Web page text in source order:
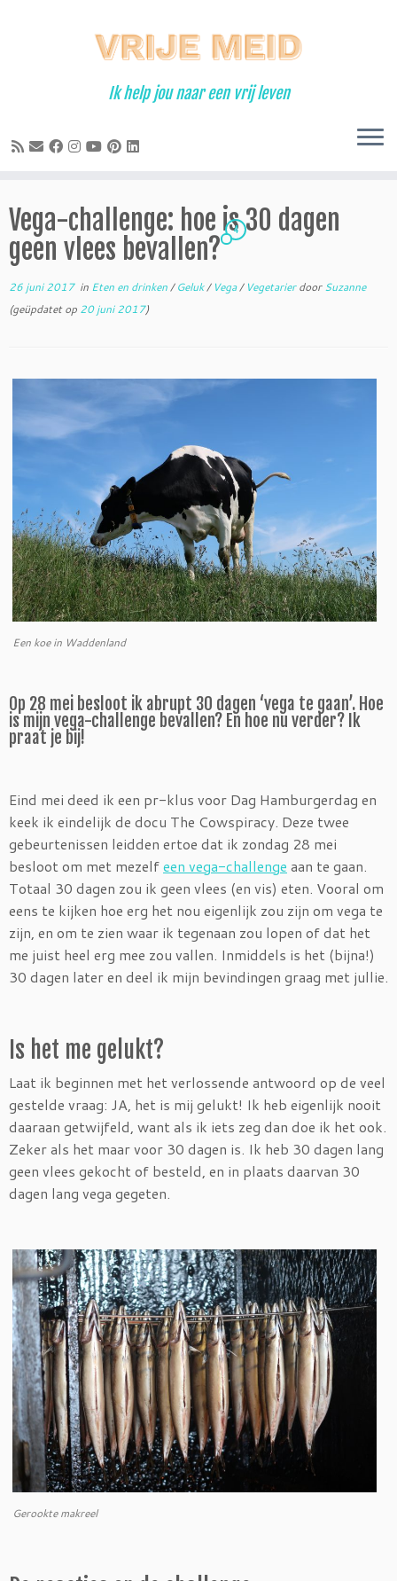
Ik help jou naar een vrij leven
Vega-challenge: hoe is 30 dagen
geen vlees bevallen?
4
26 juni 2017in Eten en drinken/Geluk/ Vega/ VegetarierdoorSuzanne
(geüpdatet op 20 juni 2017)
Een koe in Waddenland
Op 28 mei besloot ik abrupt 30 dagen ‘vega te gaan’. Hoe
is mijn vega-challenge bevallen? En hoe nu verder? Ik
praat je bij!
Eind mei deed ik een pr-klus voor Dag Hamburgerdag en
keek ik eindelijk de docu The Cowspiracy. Deze twee
gebeurtenissen leidden ertoe dat ik zondag 28 mei
besloot om met mezelfeen vega-challenge aan te gaan.
Totaal 30 dagen zou ik geen vlees (en vis) eten. Vooral om
eens te kijken hoe erg het nou eigenlijk zou zijn om vega te
zijn, en om te zien waar ik tegenaan zou lopen of dat het
me juist heel erg mee zou vallen. Inmiddels is het (bijna!)
30 dagen later en deel ik mijn bevindingen graag met jullie.
Is het me gelukt?
Laat ik beginnen met het verlossende antwoord op de veel
gestelde vraag: JA, het is mij gelukt! Ik heb eigenlijk nooit
daaraan getwijfeld, want als ik iets zeg dan doe ik het ook.
Zeker als het maar voor 30 dagen is. Ik heb 30 dagen lang
geen vlees gekocht of besteld, en in plaats daarvan 30
dagen lang vega gegeten.
Gerookte makreel